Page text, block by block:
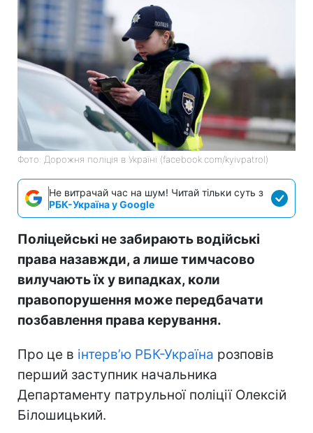
Фото: Дорожня поліція в Україні (facebook.com/kyivpatrol)
Не витрачай час на шум! Читай тільки суть з
РБК-Україна у Google
Поліцейські не забирають водійські
права назавжди, а лише тимчасово
вилучають їх у випадках, коли
правопорушення може передбачати
позбавлення права керування.
Про це в інтерв’ю РБК-Україна розповів
перший заступник начальника
Департаменту патрульної поліції Олексій
Білошицький.